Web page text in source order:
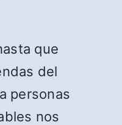
que
del
personas
nos